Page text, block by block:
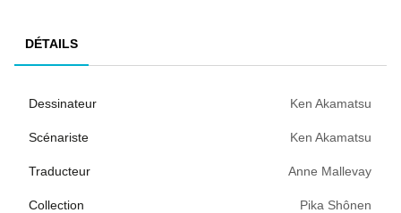
DÉTAILS
Dessinateur Ken Akamatsu
Scénariste Ken Akamatsu
Traducteur Anne Mallevay
Collection Pika Shônen